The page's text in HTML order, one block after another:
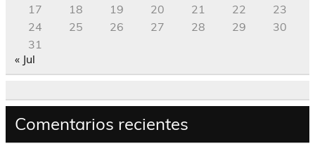
17
18 19 20 21 22
23
24
25 26 27 28 29
30
31
« Jul
Comentarios recientes